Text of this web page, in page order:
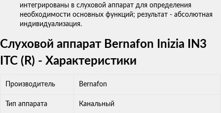
интегрированы в слуховой аппарат для определения
необходимости основных функций; результат - абсолютная
индивидуализация.
Слуховой аппарат Bernafon Inizia IN3
ITC (R) - Характеристики
Производитель Bernafon
Тип аппарата Канальный